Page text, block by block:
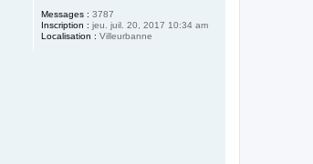
Messages : 3787
Inscription : jeu. juil. 20, 2017 10:34 am
Localisation : Villeurbanne